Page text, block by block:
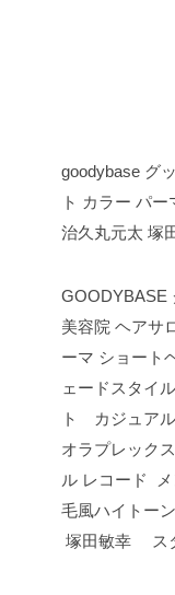
goodybase グ
ト カラー パ
治久丸元太 塚
GOODYBASE
美容院 ヘアサ
ーマ ショート
ェードスタイ
ト カジュア
オラプレック
ル レコード
毛風ハイトー
塚田敏幸 ス